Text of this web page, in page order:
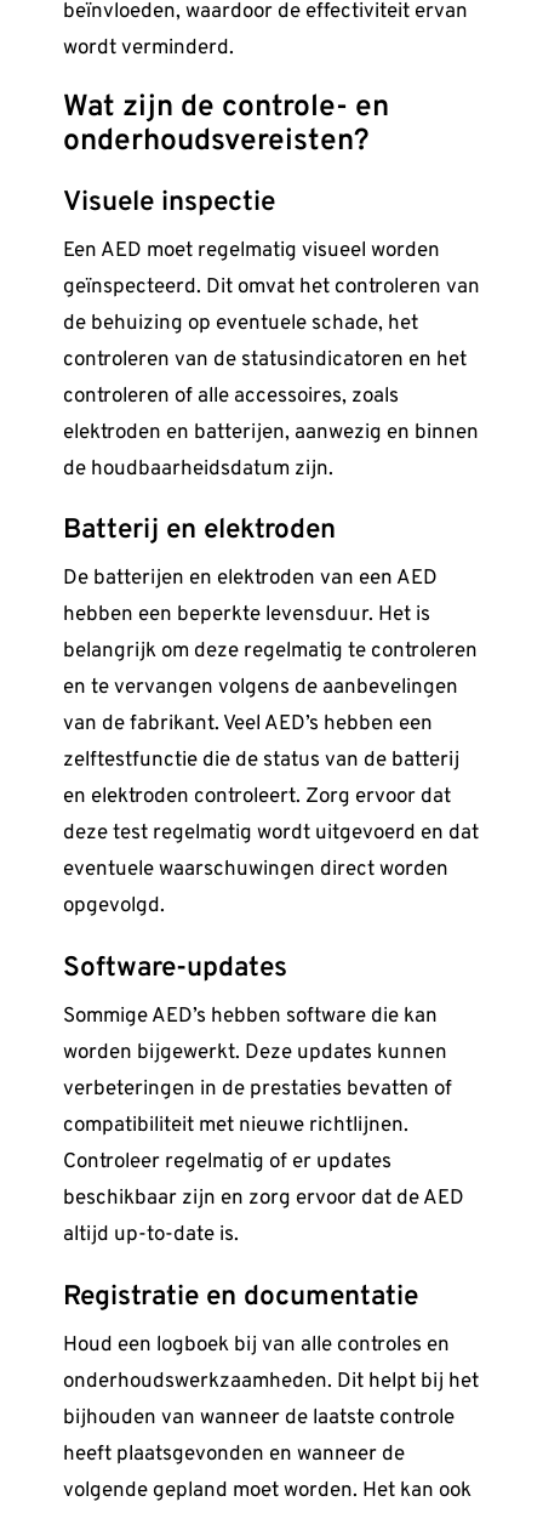
beïnvloeden, waardoor de effectiviteit ervan
wordt verminderd.
Wat zijn de controle- en
onderhoudsvereisten?
Visuele inspectie
Een AED moet regelmatig visueel worden
geïnspecteerd. Dit omvat het controleren van
de behuizing op eventuele schade, het
controleren van de statusindicatoren en het
controleren of alle accessoires, zoals
elektroden en batterijen, aanwezig en binnen
de houdbaarheidsdatum zijn.
Batterij en elektroden
De batterijen en elektroden van een AED
hebben een beperkte levensduur. Het is
belangrijk om deze regelmatig te controleren
en te vervangen volgens de aanbevelingen
van de fabrikant. Veel AED’s hebben een
zelftestfunctie die de status van de batterij
en elektroden controleert. Zorg ervoor dat
deze test regelmatig wordt uitgevoerd en dat
eventuele waarschuwingen direct worden
opgevolgd.
Software-updates
Sommige AED’s hebben software die kan
worden bijgewerkt. Deze updates kunnen
verbeteringen in de prestaties bevatten of
compatibiliteit met nieuwe richtlijnen.
Controleer regelmatig of er updates
beschikbaar zijn en zorg ervoor dat de AED
altijd up-to-date is.
Registratie en documentatie
Houd een logboek bij van alle controles en
onderhoudswerkzaamheden. Dit helpt bij het
bijhouden van wanneer de laatste controle
heeft plaatsgevonden en wanneer de
volgende gepland moet worden. Het kan ook